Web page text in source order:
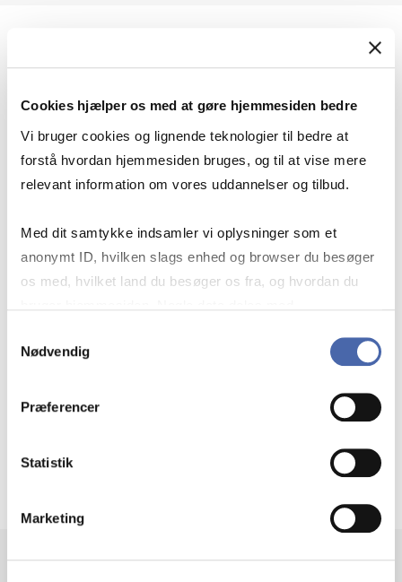
Cookies hjælper os med at gøre hjemmesiden bedre
Vi bruger cookies og lignende teknologier til bedre at
forstå hvordan hjemmesiden bruges, og til at vise mere
relevant information om vores uddannelser og tilbud.
Med dit samtykke indsamler vi oplysninger som et
anonymt ID, hvilken slags enhed og browser du besøger
os med, hvilket land du besøger os fra, og hvordan du
markedsføring. Du bestemmer selv - og kan altid trække
Nødvendig
Præferencer
Statistik
Marketing
Geopolitik og businesssikkerhed
navigerer man som virksomhed?
Krigen i Ukraine